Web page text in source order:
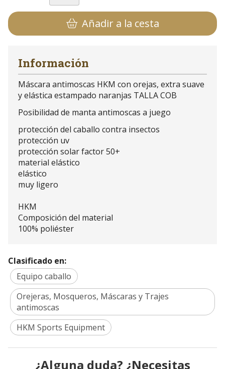
Añadir a la cesta
Información
Máscara antimoscas HKM con orejas, extra suave
y elástica estampado naranjas TALLA COB
Posibilidad de manta antimoscas a juego
protección del caballo contra insectos
protección uv
protección solar factor 50+
material elástico
elástico
muy ligero
HKM
Composición del material
100% poliéster
Clasificado en:
Equipo caballo
Orejeras, Mosqueros, Máscaras y Trajes
antimoscas
HKM Sports Equipment
¿Alguna duda? ¿Necesitas